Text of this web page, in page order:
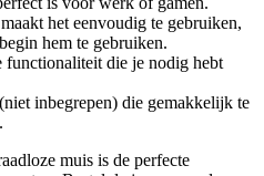
het eenvoudig te gebruiken,
hem te gebruiken.
functionaliteit die je nodig hebt
inbegrepen) die gemakkelijk te
muis is de perfecte